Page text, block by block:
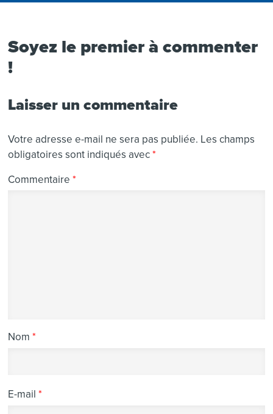
Soyez le premier à commenter
!
Laisser un commentaire
Votre adresse e-mail ne sera pas publiée. Les champs
obligatoires sont indiqués avec*
Commentaire*
Nom*
E-mail*